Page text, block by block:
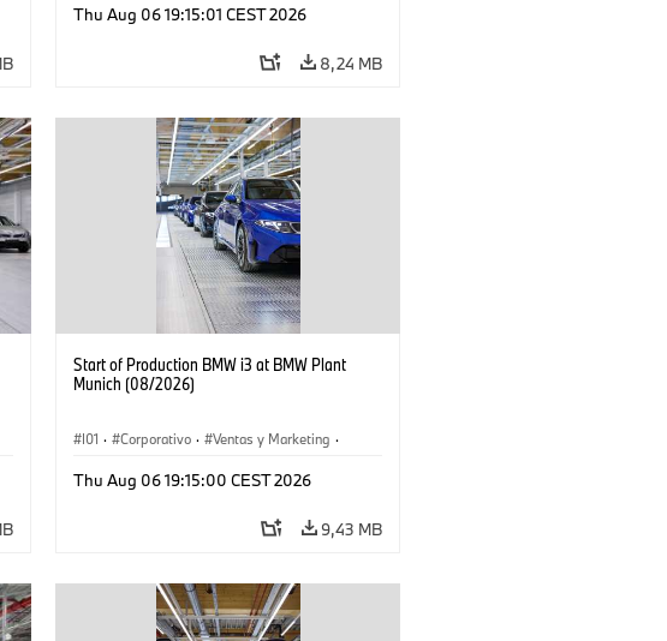
Thu Aug 06 19:15:01 CEST 2026
8,24 MB
Start of Production BMW i3 at BMW Plant
Munich (08/2026)
I01 · Corporativo · Ventas y Marketing ·
Thu Aug 06 19:15:00 CEST 2026
9,43 MB